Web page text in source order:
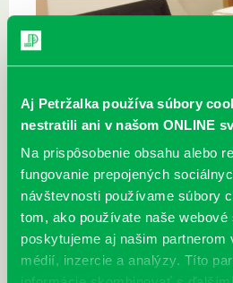
Aj Petržalka používa súbory
nestratili ani v našom ONLINE
Na prispôsobenie obsahu alebo
fungovanie prepojených
návštevnosti používame súbory
tom, ako používate naše webové
poskytujeme aj našim partnerom
médií, inzercie a analýzy. Títo